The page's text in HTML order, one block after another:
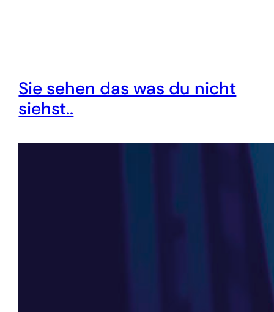
Sie sehen das was du nicht
siehst..